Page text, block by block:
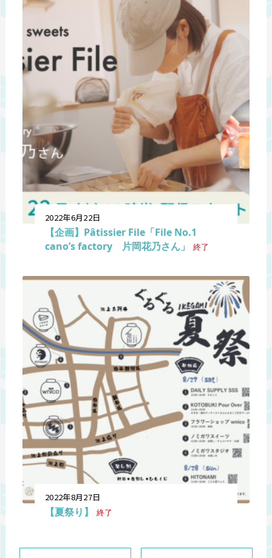
2022年6月22日
【企画】Pâtissier File「File No.1
cano’s factory 片岡花乃さん」
終了
2022年8月27日
【夏祭り】 終了